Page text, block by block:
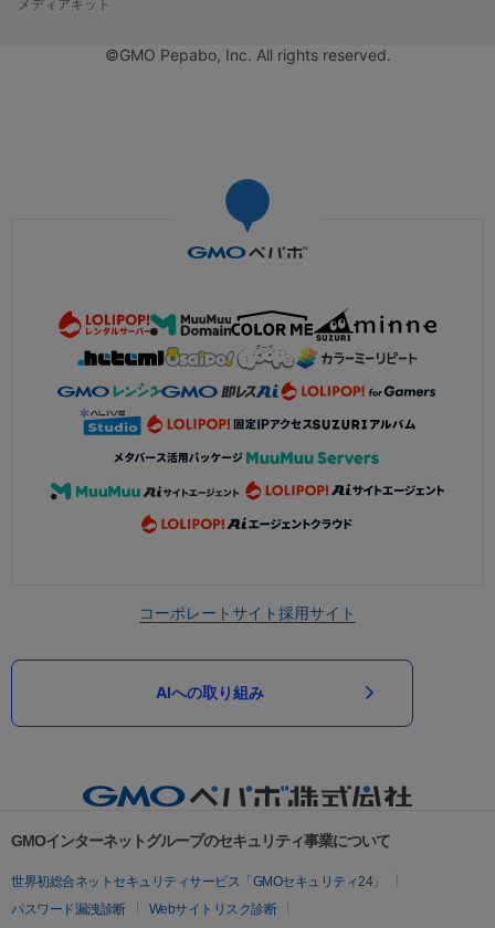
メディアキット
©GMO Pepabo, Inc. All rights reserved.
コーポレートサイト採用サイト
AIへの取り組み
GMOインターネットグループのセキュリティ事業について
世界初総合ネットセキュリティサービス「GMOセキュリティ24」
パスワード漏洩診断
Webサイトリスク診断